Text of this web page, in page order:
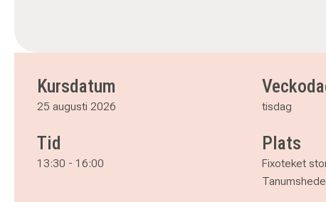
Kursdatum
25 augusti 2026 tisdag
Tid
13:30 - 16:00
Plats
Fixoteket
Tanumshede